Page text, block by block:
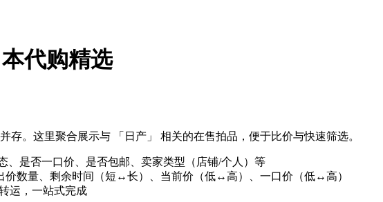
本代购精选
存。这里聚合展示与 「日产」 相关的在售拍品，便于比价与快速筛选。
、是否一口价、是否包邮、卖家类型（店铺/个人）等
价数量、剩余时间（短↔长）、当前价（低↔高）、一口价（低↔高）
运，一站式完成